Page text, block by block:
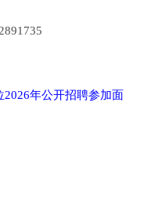
年公开招聘参加面